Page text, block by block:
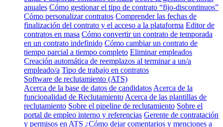
anuales Cómo gestionar el tipo de contrato “fijo-discontinuos”
Cómo personalizar contratos Comprender las fechas de
finalización del contrato y el acceso a la plataforma Editor de
contratos en masa Cómo convertir un contrato de temporada
en un contrato indefinido Cómo cambiar un contrato de
tiempo parcial a tiempo completo Eliminar empleados
Creación automática de reemplazos al terminar a un/a
empleado/a Tipo de trabajo en contratos
Software de reclutamiento (ATS)
Acerca de la base de datos de candidatos Acerca de la
funcionalidad de Reclutamiento Acerca de las plantillas de
reclutamiento Sobre el pipeline de reclutamiento Sobre el
portal de empleo interno y referencias Gerente de contratación
y permisos en ATS ¿Cómo dejar comentarios y menciones a